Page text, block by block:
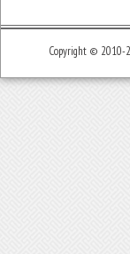
Copyright © 2010-